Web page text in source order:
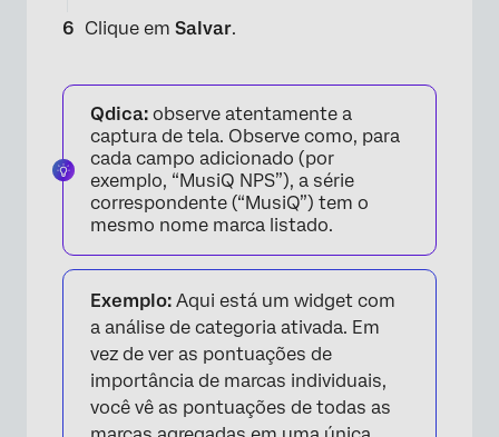
Clique em Salvar.
Qdica: observe atentamente a
captura de tela. Observe como, para
cada campo adicionado (por
exemplo, “MusiQ NPS”), a série
correspondente (“MusiQ”) tem o
mesmo nome marca listado.
Exemplo: Aqui está um widget com
a análise de categoria ativada. Em
vez de ver as pontuações de
importância de marcas individuais,
você vê as pontuações de todas as